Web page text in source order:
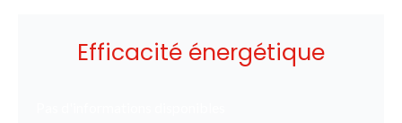
Efficacité énergétique